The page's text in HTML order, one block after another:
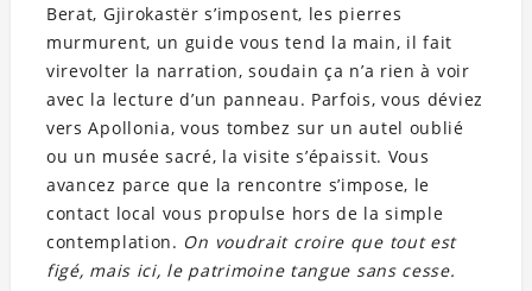
Berat, Gjirokastër s’imposent, les pierres
murmurent, un guide vous tend la main, il fait
virevolter la narration, soudain ça n’a rien à voir
avec la lecture d’un panneau. Parfois, vous déviez
vers Apollonia, vous tombez sur un autel oublié
ou un musée sacré, la visite s’épaissit. Vous
avancez parce que la rencontre s’impose, le
contact local vous propulse hors de la simple
contemplation. On voudrait croire que tout est
figé, mais ici, le patrimoine tangue sans cesse.